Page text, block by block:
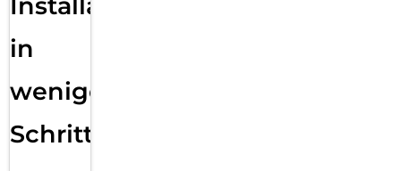
Installation
in
wenigen
Schritten